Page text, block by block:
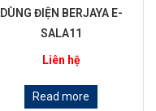
DÙNG ĐIỆN BERJAYA E-
SALA11
Liên hệ
Read more